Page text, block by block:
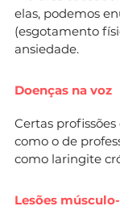
elas, podemos
(esgotamento
ansiedade.
Doenças na voz
Certas
como o de
como laringite
Lesões